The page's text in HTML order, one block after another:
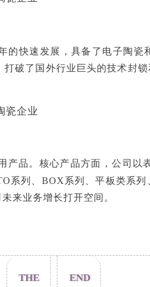
快速发展，具备了电子陶瓷
破了国外行业巨头的技术封
品。核心产品方面，公司以
系列、BOX系列、平板类系
来业务增长打开空间。
THE END